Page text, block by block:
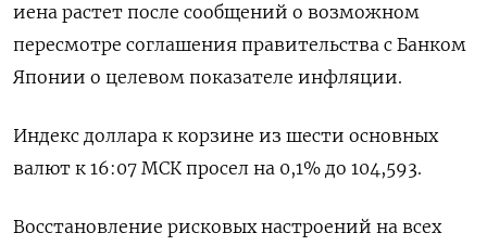
иена растет после сообщений о возможном
пересмотре соглашения правительства с Банком
Японии о целевом показателе инфляции.
Индекс доллара к корзине из шести основных
валют к 16:07 МСК просел на 0,1% до 104,593.
Восстановление рисковых настроений на всех